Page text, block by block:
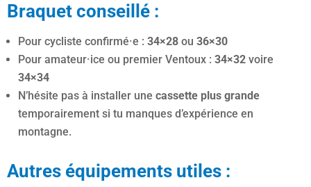
Braquet conseillé :
Pour cycliste confirmé·e : 34×28ou 36×30
Pour amateur·ice ou premier Ventoux : 34×32voire
34×34
N’hésite pas à installer une cassette plus grande
temporairement si tu manques d’expérience en
montagne.
Autres équipements utiles :